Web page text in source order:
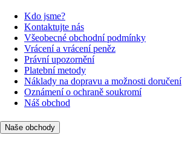
Kdo jsme?
Kontaktujte nás
Všeobecné obchodní podmínky
Vrácení a vrácení peněz
Právní upozornění
Platební metody
Náklady na dopravu a možnosti doručení
Oznámení o ochraně soukromí
Náš obchod
Naše obchody